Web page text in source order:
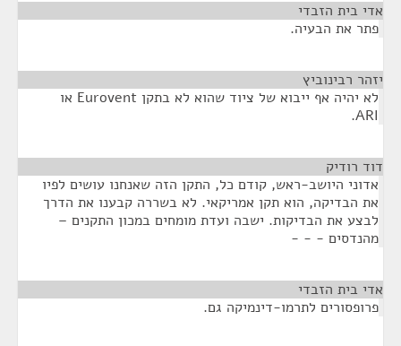
אדי בית הזבדי
פתר את הבעיה.
יזהר רבינוביץ
לא יהיה אף ייבוא של ציוד שהוא לא בתקן Eurovent או
ARI.
דוד רודיק
אדוני היושב-ראש, קודם כל, התקן הזה שאנחנו עושים לפיו
את הבדיקה, הוא תקן אמריקאי. לא בשררה קבענו את הדרך
לבצע את הבדיקות. ישבה ועדת מומחים במכון התקנים –
מהנדסים - - -
אדי בית הזבדי
פרופסורים לתרמו-דינמיקה גם.